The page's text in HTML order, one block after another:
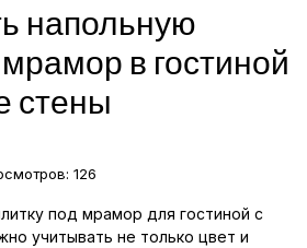
напольную
в гостиной
стены
126
под мрамор для гостиной с
учитывать не только цвет и